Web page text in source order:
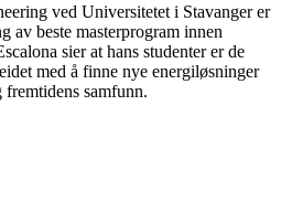
ved Universitetet i Stavanger er
av beste masterprogram innen
sier at hans studenter er de
med å finne nye energiløsninger
samfunn.